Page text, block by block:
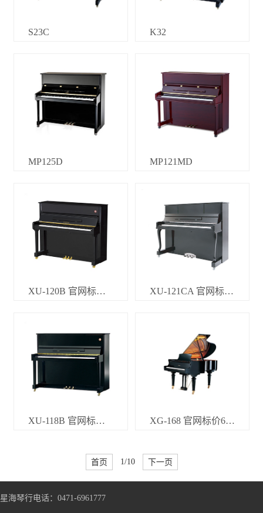
S23C K32
MP125D MP121MD
XU-120B 官网标价20800.00元 XU-121CA 官网标价黑色21800 桃花芯色、白色加1000元
XU-118B 官网标价16800.00元 XG-168 官网标价63600.00元
首页 1/10 下一页
星海琴行电话：0471-6961777